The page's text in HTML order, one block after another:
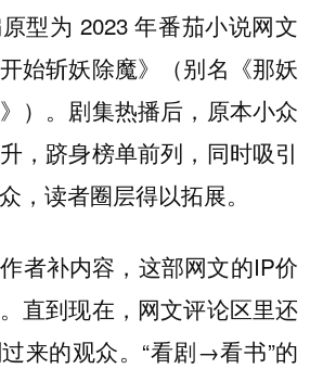
型为 2023 年番茄小说网文
始斩妖除魔》（别名《那妖
）。剧集热播后，原本小众
，跻身榜单前列，同时吸引
，读者圈层得以拓展。
者补内容，这部网文的IP价
直到现在，网文评论区里还
来的观众。“看剧→看书”的